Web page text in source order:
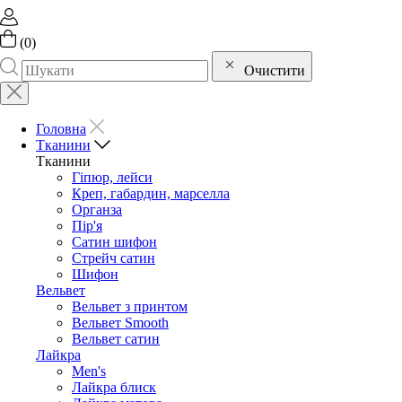
(0)
Очистити
Головна
Тканини
Тканини
Гіпюр, лейси
Креп, габардин, марселла
Органза
Пір'я
Сатин шифон
Стрейч сатин
Шифон
Вельвет
Вельвет з принтом
Вельвет Smooth
Вельвет сатин
Лайкра
Men's
Лайкра блиск